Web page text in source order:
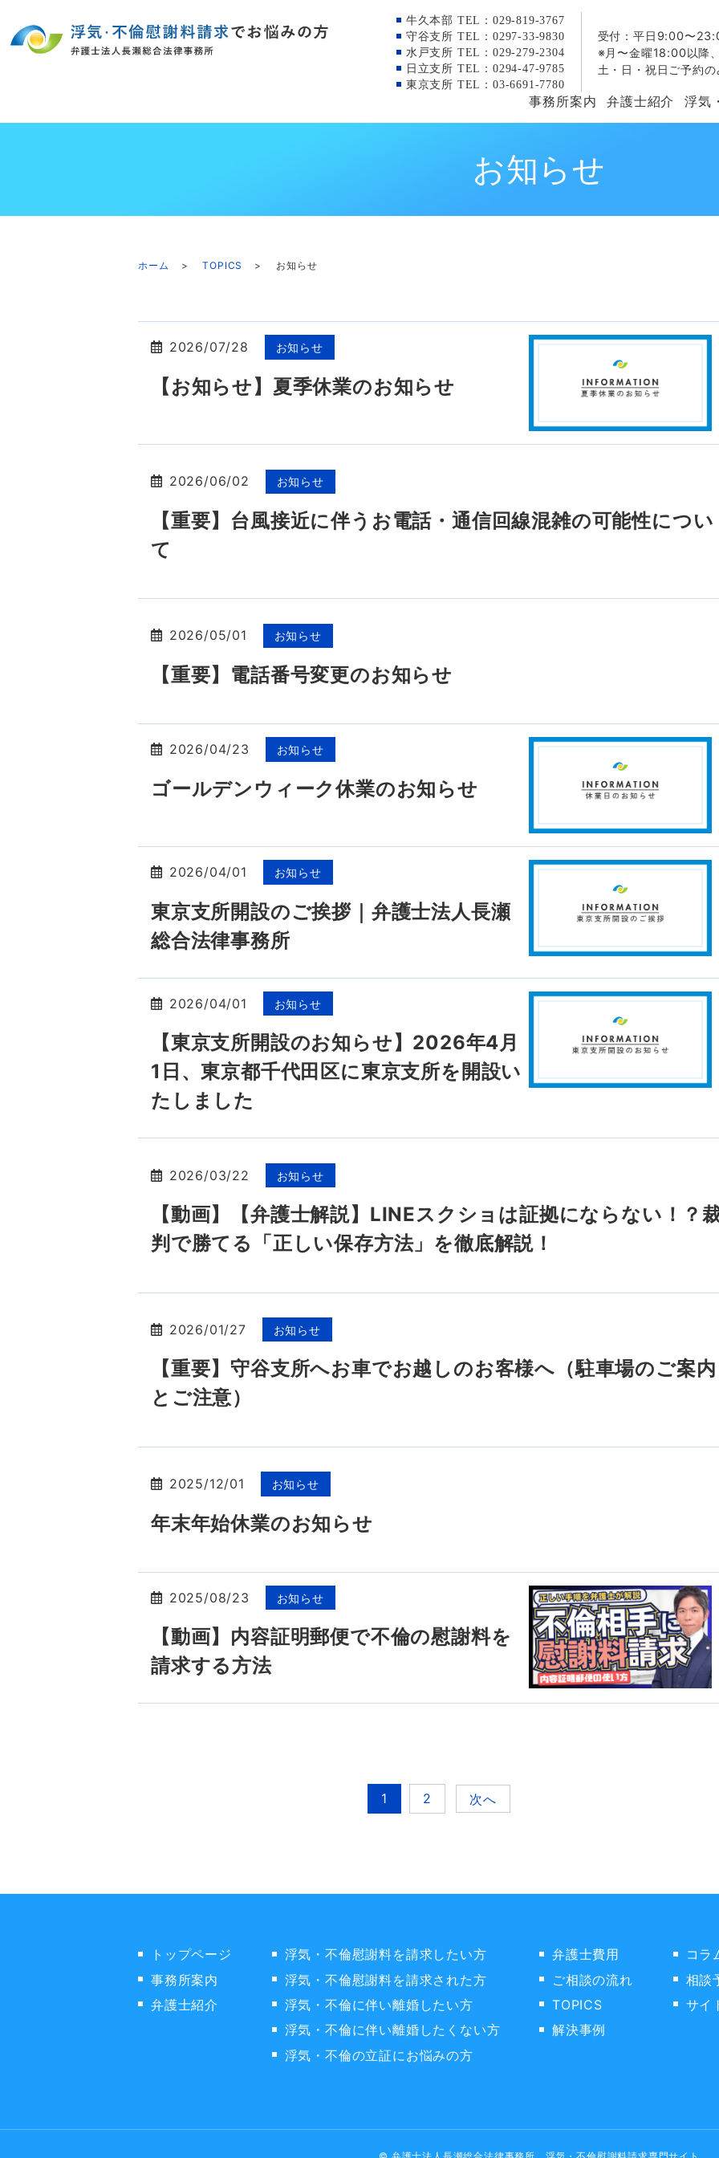
事務所案内 弁護士紹介 浮気
牛久本部 TEL：029-819-3767
守谷支所 TEL：0297-33-9830
水戸支所 TEL：029-279-2304
日立支所 TEL：0294-47-9785
東京支所 TEL：03-6691-7780
受付：平日9:00〜
※月〜金曜18:00以降
土・日・祝日ご予約
お知らせ
ホーム TOPICS お知らせ
2026/07/28 お知らせ
【お知らせ】夏季休業のお知らせ
2026/06/02 お知らせ
【重要】台風接近に伴うお電話・通信回線混雑の可能性につい
て
2026/05/01 お知らせ
【重要】電話番号変更のお知らせ
2026/04/23 お知らせ
ゴールデンウィーク休業のお知らせ
2026/04/01 お知らせ
東京支所開設のご挨拶｜弁護士法人長瀬
総合法律事務所
2026/04/01 お知らせ
【東京支所開設のお知らせ】2026年4月
1日、東京都千代田区に東京支所を開設い
たしました
2026/03/22 お知らせ
【動画】【弁護士解説】LINEスクショは証拠にならない！？
判で勝てる「正しい保存方法」を徹底解説！
2026/01/27 お知らせ
【重要】守谷支所へお車でお越しのお客様へ（駐車場のご案内
とご注意）
2025/12/01 お知らせ
年末年始休業のお知らせ
2025/08/23 お知らせ
【動画】内容証明郵便で不倫の慰謝料を
請求する方法
1 2 次へ
トップページ
事務所案内
弁護士紹介
浮気・不倫慰謝料を請求したい方
浮気・不倫慰謝料を請求された方
浮気・不倫に伴い離婚したい方
浮気・不倫に伴い離婚したくない方
浮気・不倫の立証にお悩みの方
弁護士費用
ご相談の流れ
TOPICS
解決事例
コラ
相談
サイ